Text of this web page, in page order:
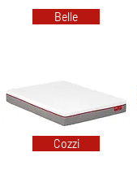
Belle
Cozzi